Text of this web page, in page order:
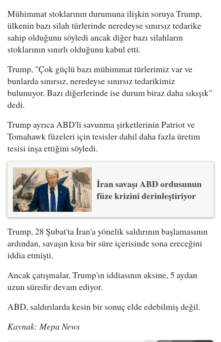
Mühimmat stoklarının durumuna ilişkin soruya Trump,
ülkenin bazı silah türlerinde neredeyse sınırsız tedarike
sahip olduğunu söyledi ancak diğer bazı silahların
stoklarının sınırlı olduğunu kabul etti.
Trump, "Çok güçlü bazı mühimmat türlerimiz var ve
bunlarda sınırsız, neredeyse sınırsız tedarikimiz
bulunuyor. Bazı diğerlerinde ise durum biraz daha sıkışık"
dedi.
Trump ayrıca ABD'li savunma şirketlerinin Patriot ve
Tomahawk füzeleri için tesisler dahil daha fazla üretim
tesisi inşa ettiğini söyledi.
İran savaşı ABD ordusunun
füze krizini derinleştiriyor
Trump, 28 Şubat'ta İran'a yönelik saldırının başlamasının
ardından, savaşın kısa bir süre içerisinde sona ereceğini
iddia etmişti.
Ancak çatışmalar, Trump'ın iddiasının aksine, 5 aydan
uzun süredir devam ediyor.
ABD, saldırılarda kesin bir sonuç elde edebilmiş değil.
Kaynak: Mepa News